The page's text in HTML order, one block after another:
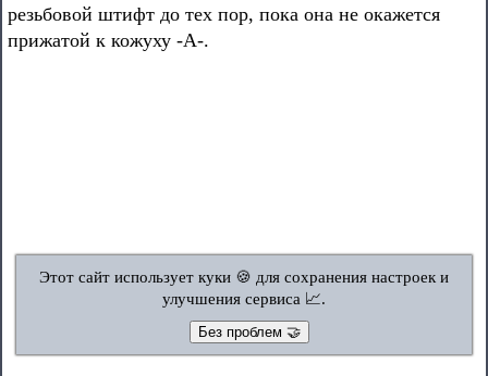
резьбовой штифт до тех пор, пока она не окажется
прижатой к кожуху -А-.
Этот сайт использует куки 🍪 для сохранения настроек и
улучшения сервиса 📈.
Без проблем 🤝